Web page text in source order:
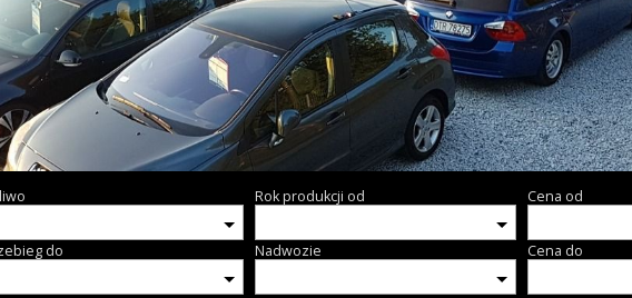
Rok produkcji od Cena od
do Nadwozie Cena do